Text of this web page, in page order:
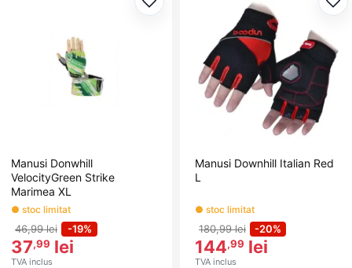
Adaugă la favorite
Manusi Donwhill
VelocityGreen Strike
Marimea XL
● stoc limitat
46,99 lei -19%
37,99 lei
TVA inclus
Manusi Downhill Italian Red
L
● stoc limitat
180,99 lei -20%
144,99 lei
TVA inclus